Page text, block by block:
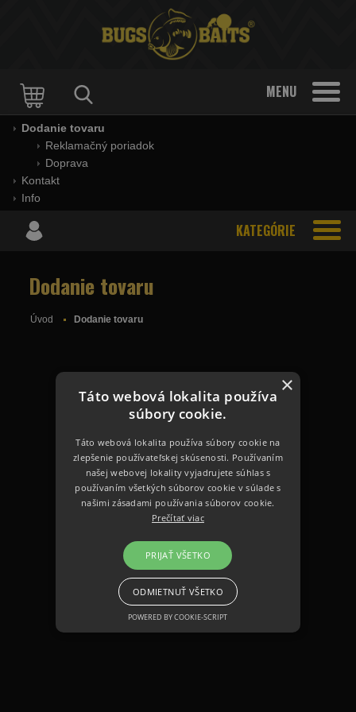
MENU
Dodanie tovaru
Reklamačný poriadok
Doprava
Kontakt
Info
KATEGÓRIE
Dodanie tovaru
Úvod Dodanie tovaru
×
Táto webová lokalita používa
súbory cookie.
Táto webová lokalita používa súbory cookie na
zlepšenie používateľskej skúsenosti. Používaním
našej webovej lokality vyjadrujete súhlas s
používaním všetkých súborov cookie v súlade s
našimi zásadami používania súborov cookie.
Prečítať viac
PRIJAŤ VŠETKO
ODMIETNUŤ VŠETKO
POWERED BY COOKIE-SCRIPT